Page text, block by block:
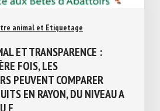
animal et Etiquetage
ET TRANSPARENCE :
FOIS, LES
PEUVENT COMPARER
EN RAYON, DU NIVEAU
E